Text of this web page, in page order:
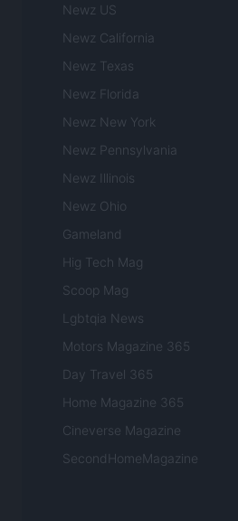
Newz US
Newz California
Newz Texas
Newz Florida
Newz New York
Newz Pennsylvania
Newz Illinois
Newz Ohio
Gameland
Hig Tech Mag
Scoop Mag
Lgbtqia News
Motors Magazine 365
Day Travel 365
Home Magazine 365
Cineverse Magazine
SecondHomeMagazine